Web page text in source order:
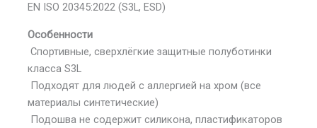
EN ISO 20345:2022 (S3L, ESD)
Особенности
Спортивные, сверхлёгкие защитные полуботинки
класса S3L
Подходят для людей с аллергией на хром (все
материалы синтетические)
Подошва не содержит силикона, пластификаторов